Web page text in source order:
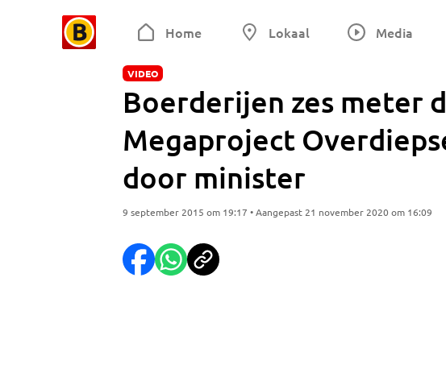
Home Lokaal Media
VIDEO
Boerderijen zes meter
Megaproject
door minister
9 september 2015 om 19:17 • Aangepast 21 november 2020 om 16:09